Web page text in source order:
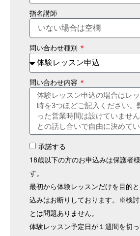
指名講師
問い合わせ種別
問い合わせ内容
承諾する
18歳以下の方のお申込みは保護者
す。
最初から体験レッスンだけを目的
込みはお断りしております。※検討
とは問題ありません。
体験レッスン予定日が１週間を切